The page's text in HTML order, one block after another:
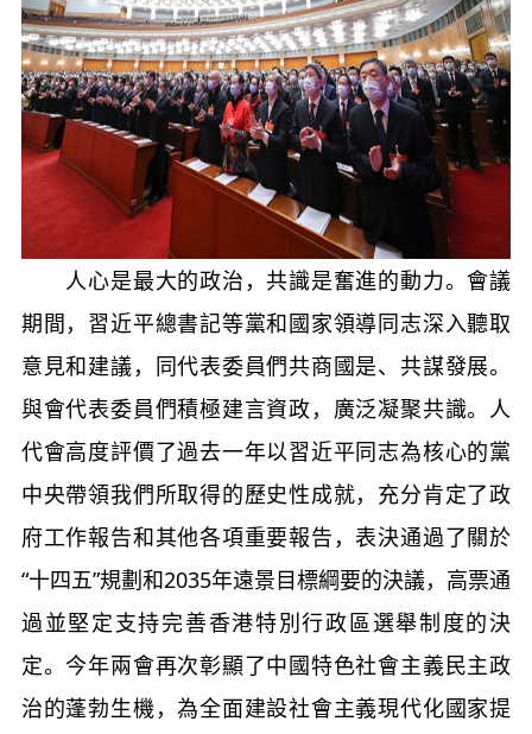
人心是最大的政治，共識是奮進的動力。會議
期間，習近平總書記等黨和國家領導同志深入聽取
意見和建議，同代表委員們共商國是、共謀發展。
與會代表委員們積極建言資政，廣泛凝聚共識。人
代會高度評價了過去一年以習近平同志為核心的黨
中央帶領我們所取得的歷史性成就，充分肯定了政
府工作報告和其他各項重要報告，表決通過了關於
“十四五”規劃和2035年遠景目標綱要的決議，高票通
過並堅定支持完善香港特別行政區選舉制度的決
定。今年兩會再次彰顯了中國特色社會主義民主政
治的蓬勃生機，為全面建設社會主義現代化國家提